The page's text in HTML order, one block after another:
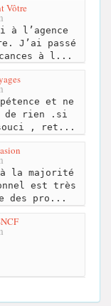
Vôtre
à l’agence
J’ai passé
à l...
et ne
de rien .si
, ret...
la majorité
est très
des pro...